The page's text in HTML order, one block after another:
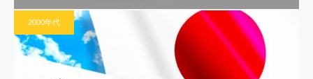
2000年代